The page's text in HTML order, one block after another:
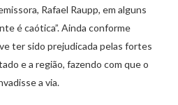
Rafael Raupp, em alguns
é caótica”. Ainda conforme
ter sido prejudicada pelas fortes
e a região, fazendo com que o
a via.